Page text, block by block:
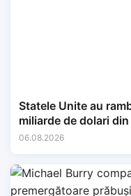
Statele Unite au
miliarde de dolari
06.08.2026